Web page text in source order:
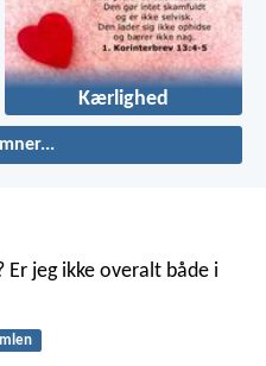
Kærlighed
Er jeg ikke overalt både i